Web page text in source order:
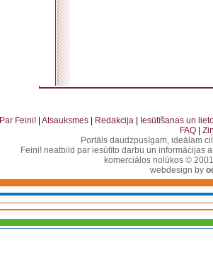
Par Feini! Atsauksmes Redakcija
Iesūtīšanas un
FAQ
Portāls daudzpusīgam, ideālam
Feini! neatbild par iesūtīto darbu un informācijas
komerciālos nolūkos ©
webdesign by